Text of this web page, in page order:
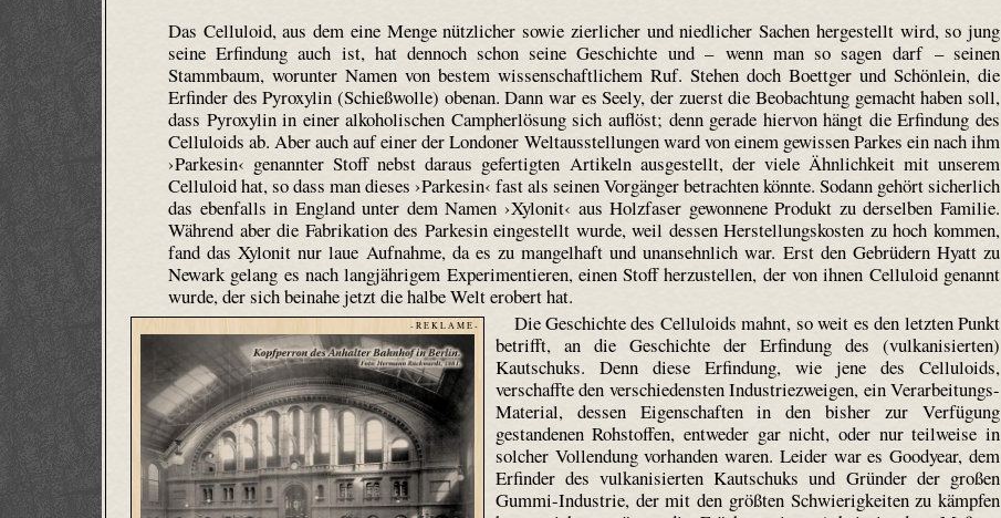
Das Celluloid, aus dem eine Menge nützlicher sowie zierlicher und niedlicher Sachen hergestellt wird, so jung
seine Erfindung auch ist, hat dennoch schon seine Geschichte und – wenn man so sagen darf – seinen
Stammbaum, worunter Namen von bestem wissenschaftlichem Ruf. Stehen doch Boettger und Schönlein, die
Erfinder des Pyroxylin (Schießwolle) obenan. Dann war es Seely, der zuerst die Beobachtung gemacht haben soll,
dass Pyroxylin in einer alkoholischen Campherlösung sich auflöst; denn gerade hiervon hängt die Erfindung des
Celluloids ab. Aber auch auf einer der Londoner Weltausstellungen ward von einem gewissen Parkes ein nach ihm
›Parkesin‹ genannter Stoff nebst daraus gefertigten Artikeln ausgestellt, der viele Ähnlichkeit mit unserem
Celluloid hat, so dass man dieses ›Parkesin‹ fast als seinen Vorgänger betrachten könnte. Sodann gehört sicherlich
das ebenfalls in England unter dem Namen ›Xylonit‹ aus Holzfaser gewonnene Produkt zu derselben Familie.
Während aber die Fabrikation des Parkesin eingestellt wurde, weil dessen Herstellungskosten zu hoch kommen,
fand das Xylonit nur laue Aufnahme, da es zu mangelhaft und unansehnlich war. Erst den Gebrüdern Hyatt zu
Newark gelang es nach langjährigem Experimentieren, einen Stoff herzustellen, der von ihnen Celluloid genannt
wurde, der sich beinahe jetzt die halbe Welt erobert hat.
- R E K L A M E -
Die Geschichte des Celluloids mahnt, so weit es den letzten Punkt
betrifft, an die Geschichte der Erfindung des (vulkanisierten)
Kautschuks. Denn diese Erfindung, wie jene des Celluloids,
verschaffte den verschiedensten Industriezweigen, ein Verarbeitungs-
Material, dessen Eigenschaften in den bisher zur Verfügung
gestandenen Rohstoffen, entweder gar nicht, oder nur teilweise in
solcher Vollendung vorhanden waren. Leider war es Goodyear, dem
Erfinder des vulkanisierten Kautschuks und Gründer der großen
Gummi-Industrie, der mit den größten Schwierigkeiten zu kämpfen